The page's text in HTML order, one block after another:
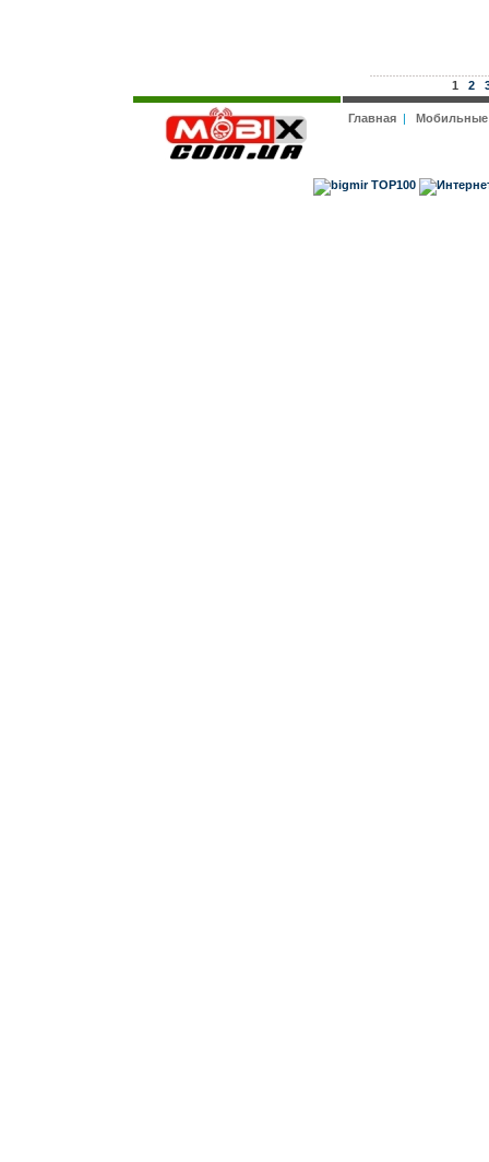
1 2
Главная|